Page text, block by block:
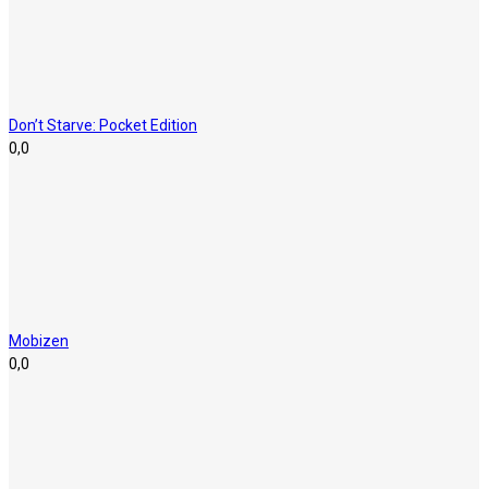
Don’t Starve: Pocket Edition
0,0
Mobizen
0,0